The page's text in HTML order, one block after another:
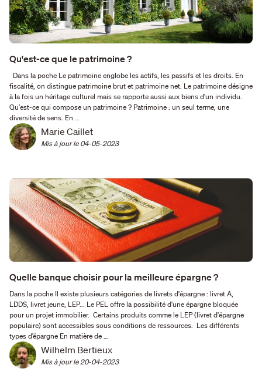
Qu'est-ce que le patrimoine ?
Dans la poche Le patrimoine englobe les actifs, les passifs et les droits. En
fiscalité, on distingue patrimoine brut et patrimoine net. Le patrimoine désigne
à la fois un héritage culturel mais se rapporte aussi aux biens d'un individu.
Qu'est-ce qui compose un patrimoine ? Patrimoine : un seul terme, une
diversité de sens. En …
Marie Caillet
Mis à jour le 04-05-2023
Quelle banque choisir pour la meilleure épargne ?
Dans la poche Il existe plusieurs catégories de livrets d'épargne : livret A,
LDDS, livret jeune, LEP... Le PEL offre la possibilité d'une épargne bloquée
pour un projet immobilier. Certains produits comme le LEP (livret d'épargne
populaire) sont accessibles sous conditions de ressources. Les différents
types d’épargne En matière de …
Wilhelm Bertieux
Mis à jour le 20-04-2023